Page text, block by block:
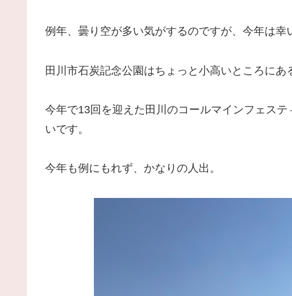
例年、曇り空が多い気がするのですが、今年は幸
田川市石炭記念公園はちょっと小高いところにあ
今年で13回を迎えた田川のコールマインフェス
いです。
今年も例にもれず、かなりの人出。